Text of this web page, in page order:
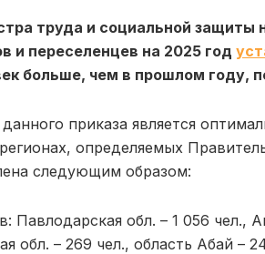
труда и социальной защиты
и переселенцев на 2025 год
больше, чем в прошлом году,
приказа является
определяемых
следующим образом:
Павлодарская обл. – 1 056 чел.,
обл. – 269 чел., область Абай –